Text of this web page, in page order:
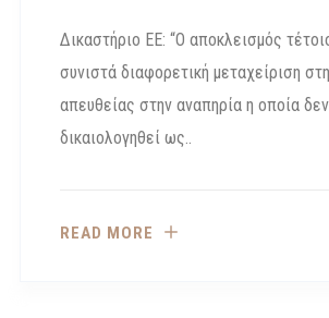
Δικαστήριο ΕΕ: “Ο αποκλεισμός
συνιστά διαφορετική μεταχείριση
απευθείας στην αναπηρία η οποία
δικαιολογηθεί ως..
READ MORE